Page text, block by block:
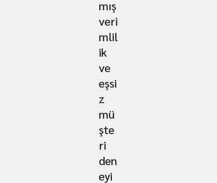
mış
veri
mlil
ik
ve
eşsi
z
mü
şte
ri
den
eyi